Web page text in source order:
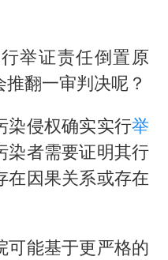
举证责任倒置原
推翻一审判决呢？
染侵权确实实行举
染者需要证明其行
在因果关系或存在
可能基于更严格的